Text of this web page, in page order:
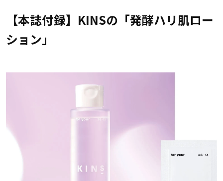
【本誌付録】KINSの「発酵ハリ肌ロー
ション」